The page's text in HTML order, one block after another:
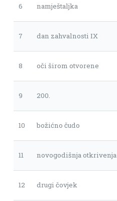
6 namještaljka
7 dan zahvalnosti IX
8 oči širom otvorene
9 200.
10 božićno čudo
11 novogodišnja otkrivenja
12 drugi čovjek